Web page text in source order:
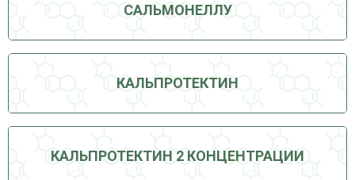
САЛЬМОНЕЛЛУ
КАЛЬПРОТЕКТИН
КАЛЬПРОТЕКТИН 2 КОНЦЕНТРАЦИИ